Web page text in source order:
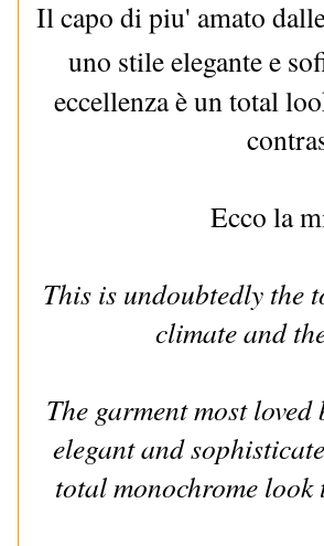
Il capo di piu' amato
uno stile elegante e
eccellenza è un total
Ecco la
This is undoubtedly the
climate and
The garment most
elegant and
total monochrome